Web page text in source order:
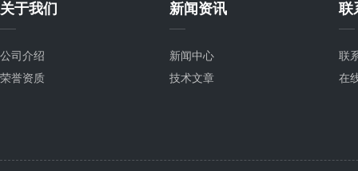
关于我们
公司介绍
荣誉资质
新闻资讯
新闻中心
技术文章
联
联
在